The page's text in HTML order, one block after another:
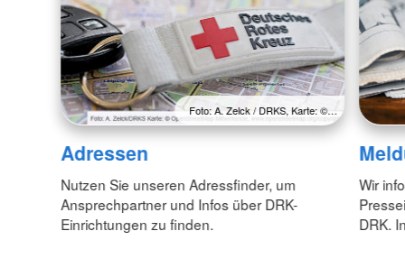
Foto: A. Zelck / DRKS, Karte: ©…
Adressen
Nutzen Sie unseren Adressfinder, um
Ansprechpartner und Infos über DRK-
Einrichtungen zu finden.
Wir
DRK.